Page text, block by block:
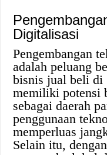
Digitalisasi
Pengembangan
adalah peluang
bisnis jual beli di
memiliki potensi
sebagai daerah
penggunaan
memperluas
Selain itu,